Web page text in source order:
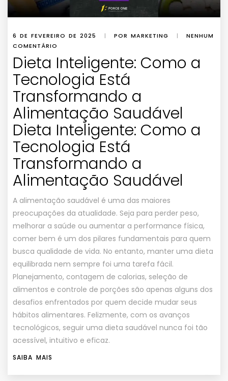
6 DE FEVEREIRO DE 2025 | POR MARKETING |
NENHUM
COMENTÁRIO
Dieta Inteligente: Como a
Tecnologia Está
Transformando a
Alimentação Saudável
Dieta Inteligente: Como a
Tecnologia Está
Transformando a
Alimentação Saudável
A alimentação saudável é uma das maiores
preocupações da atualidade. Seja para perder peso,
melhorar a saúde ou aumentar a performance física,
comer bem é um dos pilares fundamentais para quem
busca qualidade de vida. No entanto, manter uma dieta
equilibrada nem sempre foi uma tarefa fácil.
Planejamento, contagem de calorias, seleção de
alimentos e controle de porções são apenas alguns dos
desafios enfrentados por quem decide mudar seus
hábitos alimentares. Felizmente, com os avanços
tecnológicos, seguir uma dieta saudável nunca foi tão
acessível, intuitivo e eficaz.
SAIBA MAIS